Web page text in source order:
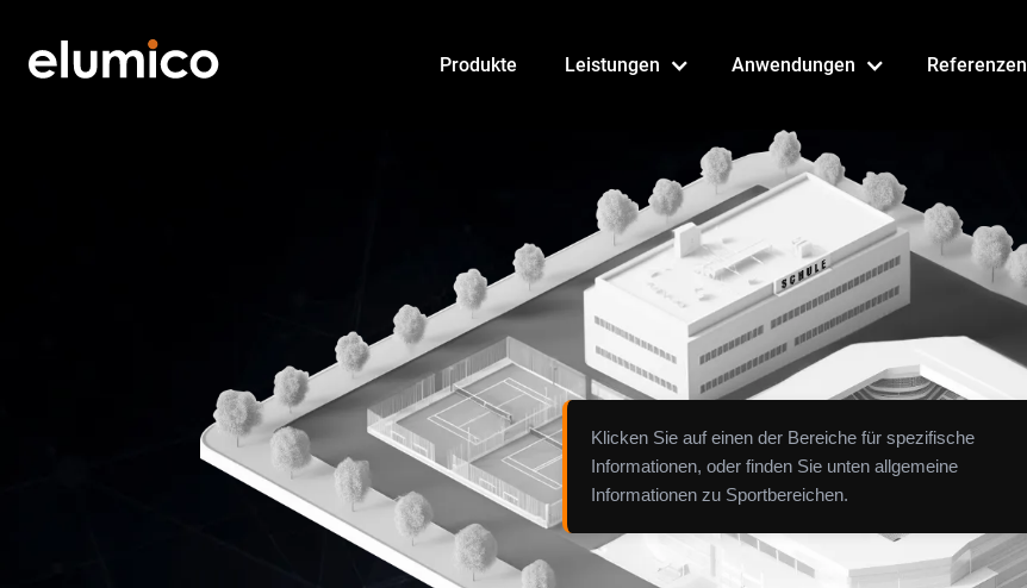
Produkte Leistungen Anwendungen Referenzen
SPORTBEREICHE
Klicken Sie auf einen der Bereiche für spezifische
Informationen, oder finden Sie unten allgemeine
Informationen zu Sportbereichen.